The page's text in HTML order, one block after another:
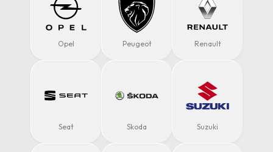
Opel Peugeot Renault
Seat Skoda Suzuki